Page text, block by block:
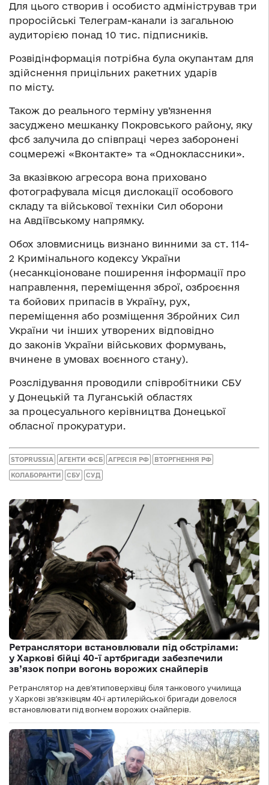
Для цього створив і особисто адміністрував три
проросійські Телеграм-канали із загальною
аудиторією понад 10 тис. підписників.
Розвідінформація потрібна була окупантам для
здійснення прицільних ракетних ударів
по місту.
Також до реального терміну ув’язнення
засуджено мешканку Покровського району, яку
фсб залучила до співпраці через заборонені
соцмережі «Вконтакте» та «Одноклассники».
За вказівкою агресора вона приховано
фотографувала місця дислокації особового
складу та військової техніки Сил оборони
на Авдіївському напрямку.
Обох зловмисниць визнано винними за ст. 114-
2 Кримінального кодексу України
(несанкціоноване поширення інформації про
направлення, переміщення зброї, озброєння
та бойових припасів в Україну, рух,
переміщення або розміщення Збройних Сил
України чи інших утворених відповідно
до законів України військових формувань,
вчинене в умовах воєнного стану).
Розслідування проводили співробітники СБУ
у Донецькій та Луганській областях
за процесуального керівництва Донецької
обласної прокуратури.
STOPRUSSIA АГЕНТИ ФСБ АГРЕСІЯ РФ ВТОРГНЕННЯ РФ
КОЛАБОРАНТИ СБУ СУД
Ретранслятори встановлювали під обстрілами:
у Харкові бійці 40-ї артбригади забезпечили
зв’язок попри вогонь ворожих снайперів
Ретранслятор на дев’ятиповерхівці біля танкового училища
у Харкові зв’язківцям 40-ї артилерійської бригади довелося
встановлювати під вогнем ворожих снайперів.